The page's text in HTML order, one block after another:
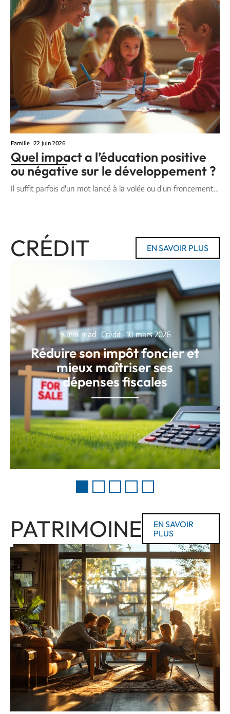
Famille 22 juin 2026
Quel impact a l’éducation positive
ou négative sur le développement ?
Il suffit parfois d'un mot lancé à la volée ou d'un froncement
CRÉDIT EN SAVOIR PLUS
9 min read Crédit 10 mars 2026
Réduire son impôt foncier et
mieux maîtriser ses
dépenses fiscales
PATRIMOINE
EN SAVOIR
PLUS